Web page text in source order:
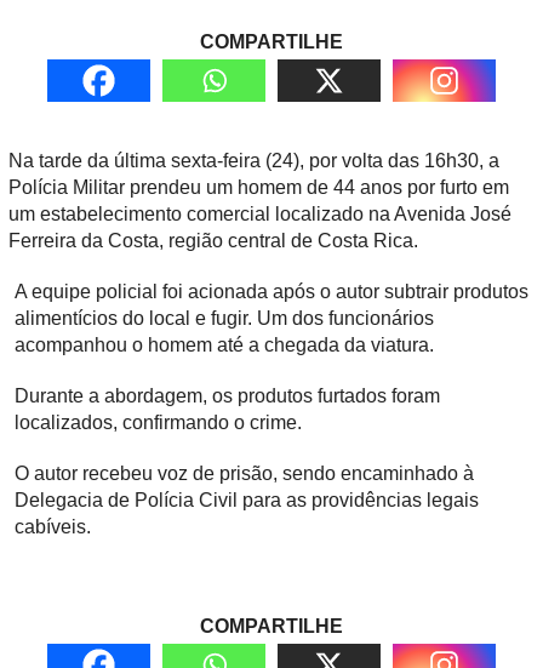
COMPARTILHE
Na tarde da última sexta-feira (24), por volta das 16h30, a
Polícia Militar prendeu um homem de 44 anos por furto em
um estabelecimento comercial localizado na Avenida José
Ferreira da Costa, região central de Costa Rica.
A equipe policial foi acionada após o autor subtrair produtos
alimentícios do local e fugir. Um dos funcionários
acompanhou o homem até a chegada da viatura.
Durante a abordagem, os produtos furtados foram
localizados, confirmando o crime.
O autor recebeu voz de prisão, sendo encaminhado à
Delegacia de Polícia Civil para as providências legais
cabíveis.
COMPARTILHE